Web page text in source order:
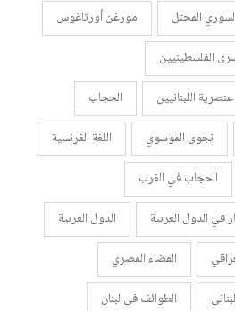
المحتل
مورغن أورتاغوس
الفلسطينيين
عنصرية اللبنانيين
الحجاب
نجوى الموسوي
اللغة الفرنسية
الحجاب في الغرب
في الدول العربية
الدول العربية
القضاء المصري
الطوائف في لبنان